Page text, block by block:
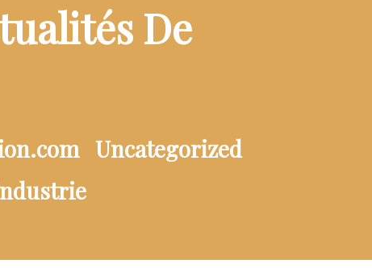
De
Uncategorized